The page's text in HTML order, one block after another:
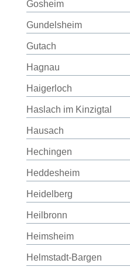
Gosheim
Gundelsheim
Gutach
Hagnau
Haigerloch
Haslach im Kinzigtal
Hausach
Hechingen
Heddesheim
Heidelberg
Heilbronn
Heimsheim
Helmstadt-Bargen